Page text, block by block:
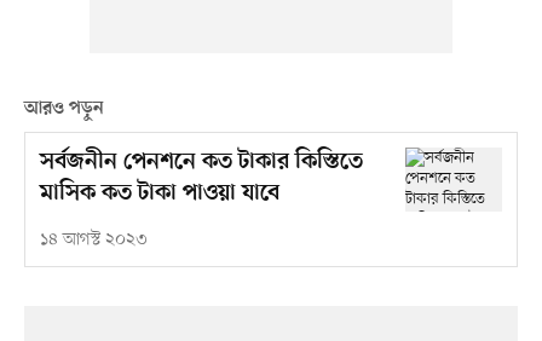
আরও পড়ুন
সর্বজনীন পেনশনে কত টাকার কিস্তিতে
মাসিক কত টাকা পাওয়া যাবে
১৪ আগস্ট ২০২৩